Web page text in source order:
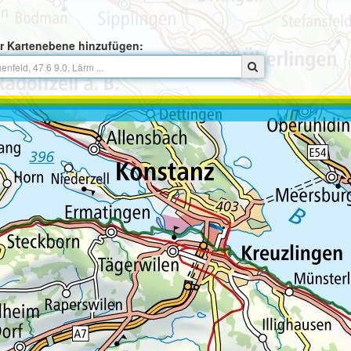
Kartenebene hinzufügen: